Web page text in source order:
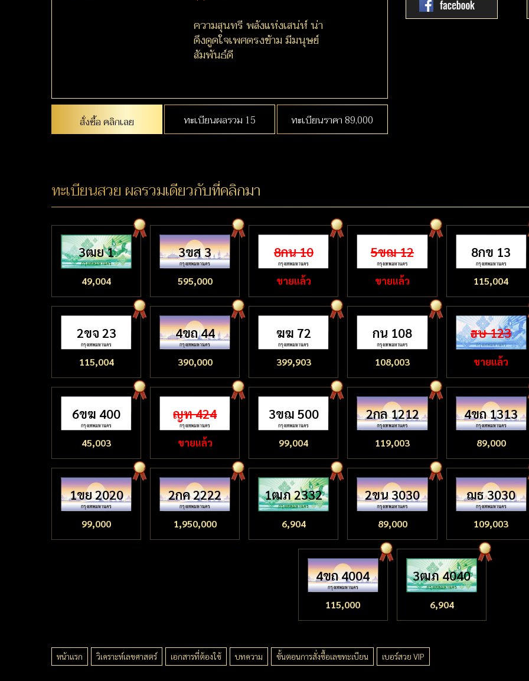
ความสุนทรี พลังแห่งเสน่ห์ น่า
ดึงดูดใจเพศตรงข้าม มีมนุษย์
สัมพันธ์ดี
สั่งซื้อ คลิกเลย ทะเบียนผลรวม 15 ทะเบียนราคา 89,000
ทะเบียนสวย ผลรวมเดียวกับที่คลิกมา
3ฒย 1
49,004
3ขส 3
595,000
8กน 10
ขายแล้ว
5ขฌ 12
ขายแล้ว
8กข 13
115,004
2ขจ 23
115,004
4ขถ 44
390,000
ฆฆ 72
399,903
กน 108
108,003
ฮษ 123
ขายแล้ว
6ขฆ 400
45,003
ญท 424
ขายแล้ว
3ขฌ 500
99,004
2กล 1212
119,003
4ขถ 1313
89,000
1ขย 2020
99,000
2กค 2222
1,950,000
1ฒภ 2332
6,904
2ขน 3030
89,000
ฌธ 3030
109,003
4ขถ 4004
115,000
3ฒภ 4040
6,904
หน้าแรก วิเคราะห์เลขศาสตร์ เอกสารที่ต้องใช้ บทความ ขั้นตอนการสั่งซื้อเลขทะเบียน เบอร์สวย VIP